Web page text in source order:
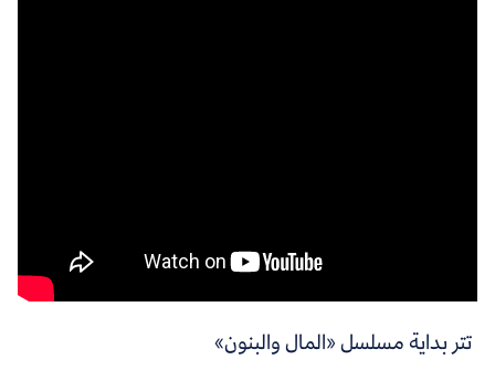
تتر بداية مسلسل «المال والبنون»